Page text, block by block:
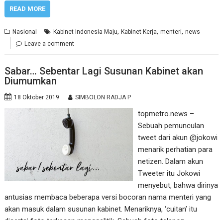
READ MORE
Nasional Kabinet Indonesia Maju,Kabinet Kerja,menteri,news
Leave a comment
Sabar… Sebentar Lagi Susunan Kabinet akan
Diumumkan
18 Oktober 2019 SIMBOLON RADJA P
topmetro.news –
Sebuah pemunculan
tweet dari akun @jokowi
menarik perhatian para
netizen. Dalam akun
Tweeter itu Jokowi
menyebut, bahwa dirinya
antusias membaca beberapa versi bocoran nama menteri yang
akan masuk dalam susunan kabinet. Menariknya, ‘cuitan’ itu